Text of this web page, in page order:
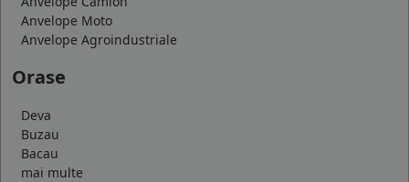
Anvelope Moto
Anvelope Agroindustriale
Orase
Deva
Buzau
Bacau
mai multe